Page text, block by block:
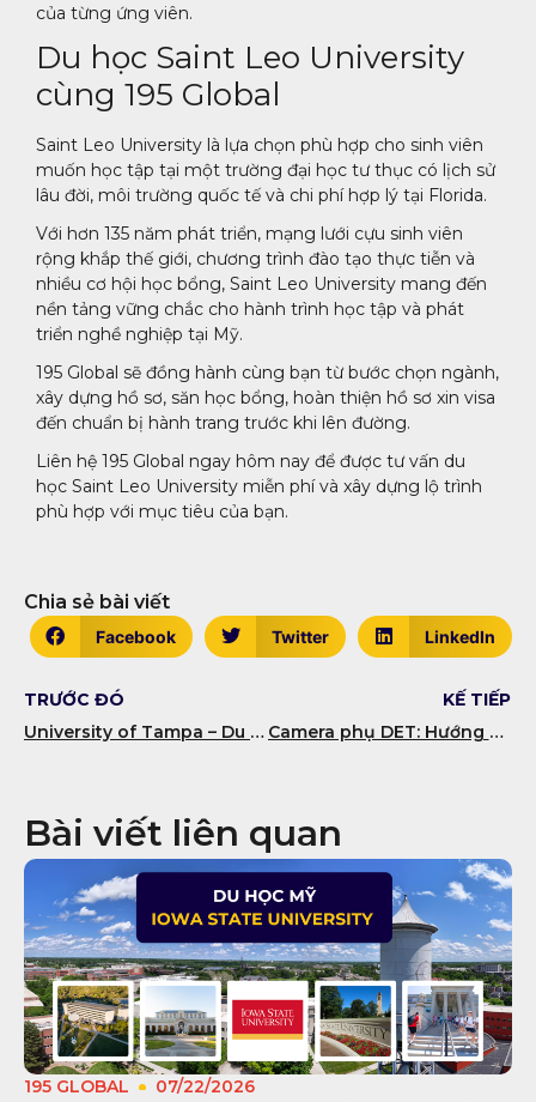
của từng ứng viên.
Du học Saint Leo University
cùng 195 Global
Saint Leo University là lựa chọn phù hợp cho sinh viên
muốn học tập tại một trường đại học tư thục có lịch sử
lâu đời, môi trường quốc tế và chi phí hợp lý tại Florida.
Với hơn 135 năm phát triển, mạng lưới cựu sinh viên
rộng khắp thế giới, chương trình đào tạo thực tiễn và
nhiều cơ hội học bổng, Saint Leo University mang đến
nền tảng vững chắc cho hành trình học tập và phát
triển nghề nghiệp tại Mỹ.
195 Global sẽ đồng hành cùng bạn từ bước chọn ngành,
xây dựng hồ sơ, săn học bổng, hoàn thiện hồ sơ xin visa
đến chuẩn bị hành trang trước khi lên đường.
Liên hệ 195 Global ngay hôm nay để được tư vấn du
học Saint Leo University miễn phí và xây dựng lộ trình
phù hợp với mục tiêu của bạn.
Chia sẻ bài viết
Facebook Twitter LinkedIn
TRƯỚC ĐÓ
University of Tampa – Du học đại học tư thục hàng đầu tại Tampa, Florida
KẾ TIẾP
Camera phụ DET: Hướng dẫn quét phòng đúng chuẩn tránh bị hủy kết quả
Bài viết liên quan
195 GLOBAL 07/22/2026